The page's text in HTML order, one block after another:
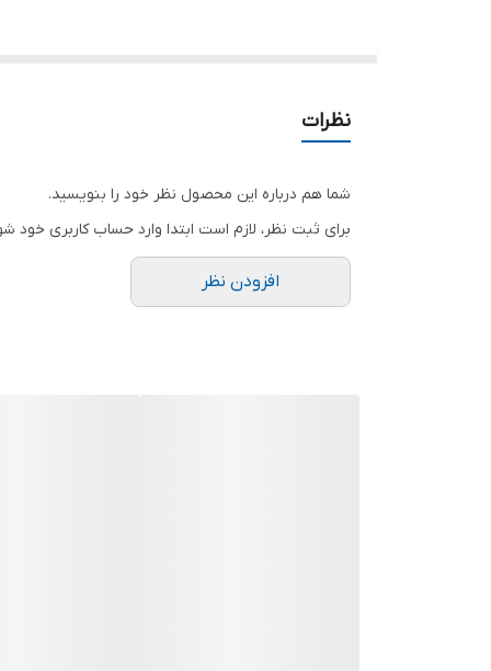
نظرات
شما هم درباره این محصول نظر خود را بنویسید.
برای ثبت نظر، لازم است ابتدا وارد حساب کاربری خود
افزودن نظر